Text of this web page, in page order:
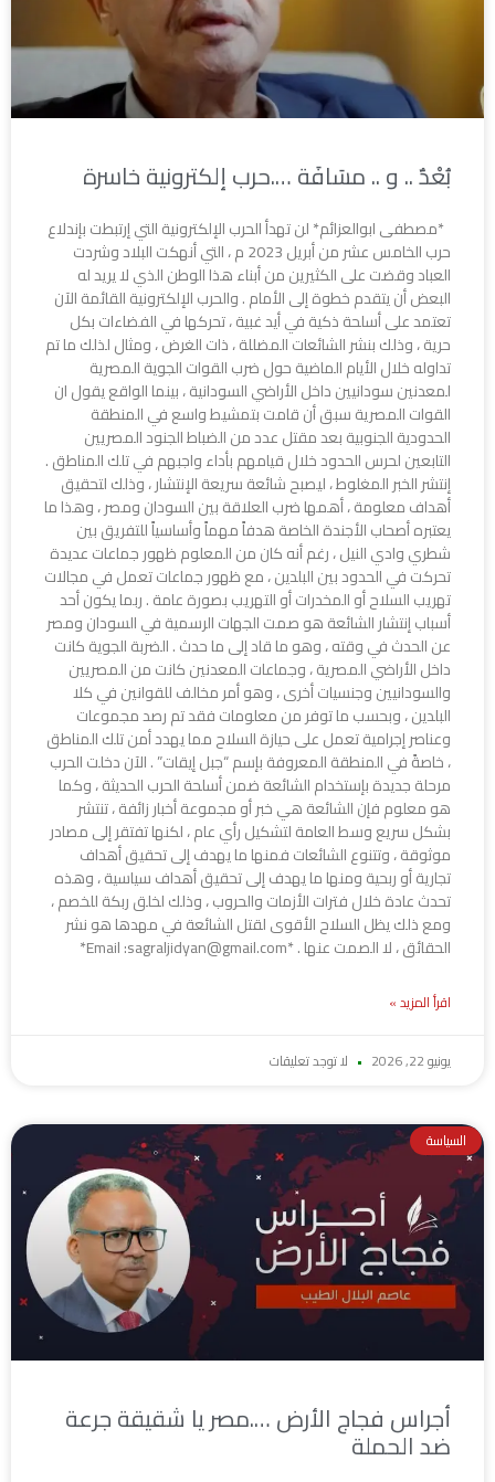
بُعْدٌ .. و .. مسَافَة ….حرب إلكترونية خاسرة
*مصطفى ابوالعزائم* لن تهدأ الحرب الإلكترونية التي إرتبطت بإندلاع
حرب الخامس عشر من أبريل 2023 م ، التي أنهكت البلاد وشردت
العباد وقضت على الكثيرين من أبناء هذا الوطن الذي لا يريد له
البعض أن يتقدم خطوة إلى الأمام . والحرب الإلكترونية القائمة الآن
تعتمد على أسلحة ذكية في أيد غبية ، تحركها في الفضاءات بكل
حرية ، وذلك بنشر الشائعات المضللة ، ذات الغرض ، ومثال لذلك ما تم
تداوله خلال الأيام الماضية حول ضرب القوات الجوية المصرية
لمعدنين سودانيين داخل الأراضي السودانية ، بينما الواقع يقول ان
القوات المصرية سبق أن قامت بتمشيط واسع في المنطقة
الحدودية الجنوبية بعد مقتل عدد من الضباط الجنود المصريين
التابعين لحرس الحدود خلال قيامهم بأداء واجبهم في تلك المناطق .
إنتشر الخبر المغلوط ، ليصبح شائعة سريعة الإنتشار ، وذلك لتحقيق
أهداف معلومة ، أهمها ضرب العلاقة بين السودان ومصر ، وهذا ما
يعتبره أصحاب الأجندة الخاصة هدفاً مهماً وأساسياً للتفريق بين
شطري وادي النيل ، رغم أنه كان من المعلوم ظهور جماعات عديدة
تحركت في الحدود بين البلدين ، مع ظهور جماعات تعمل في مجالات
تهريب السلاح أو المخدرات أو التهريب بصورة عامة . ربما يكون أحد
أسباب إنتشار الشائعة هو صمت الجهات الرسمية في السودان ومصر
عن الحدث في وقته ، وهو ما قاد إلى ما حدث . الضربة الجوية كانت
داخل الأراضي المصرية ، وجماعات المعدنين كانت من المصريين
والسودانيين وجنسيات أخرى ، وهو أمر مخالف للقوانين في كلا
البلدين ، وبحسب ما توفر من معلومات فقد تم رصد مجموعات
وعناصر إجرامية تعمل على حيازة السلاح مما يهدد أمن تلك المناطق
، خاصةً في المنطقة المعروفة بإسم “جبل إيقات” . الآن دخلت الحرب
مرحلة جديدة بإستخدام الشائعة ضمن أسلحة الحرب الحديثة ، وكما
هو معلوم فإن الشائعة هي خبر أو مجموعة أخبار زائفة ، تنتشر
بشكل سريع وسط العامة لتشكيل رأي عام ، لكنها تفتقر إلى مصادر
موثوقة ، وتتنوع الشائعات فمنها ما يهدف إلى تحقيق أهداف
تجارية أو ربحية ومنها ما يهدف إلى تحقيق أهداف سياسية ، وهذه
تحدث عادة خلال فترات الأزمات والحروب ، وذلك لخلق ربكة للخصم ،
ومع ذلك يظل السلاح الأقوى لقتل الشائعة في مهدها هو نشر
الحقائق ، لا الصمت عنها . *Email :sagraljidyan@gmail.com*
اقرأ المزيد »
يونيو 22, 2026 لا توجد تعليقات
السياسة
أجراس فجاج الأرض ….مصر يا شقيقة جرعة
ضد الحملة